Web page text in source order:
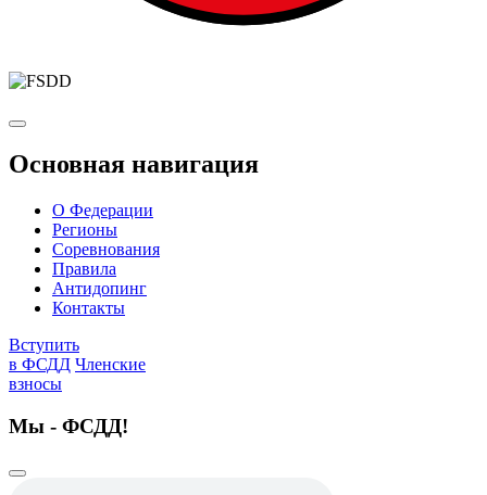
Основная навигация
О Федерации
Регионы
Соревнования
Правила
Антидопинг
Контакты
Вступить
в ФСДД Членские
взносы
Мы - ФСДД!